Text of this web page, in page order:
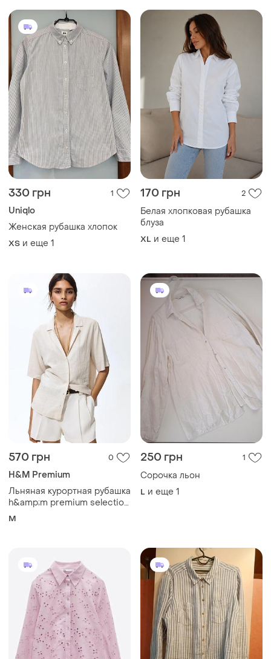
330 грн 1
Uniqlo
Женская рубашка хлопок
ХS и еще 1
170 грн 2
Белая хлопковая рубашка
блуза
XL и еще 1
570 грн 0
H&M Premium
Льняная курортная рубашка
h&amp;m premium selection
(оверсайз/лен)
M
250 грн 1
Сорочка льон
L и еще 1